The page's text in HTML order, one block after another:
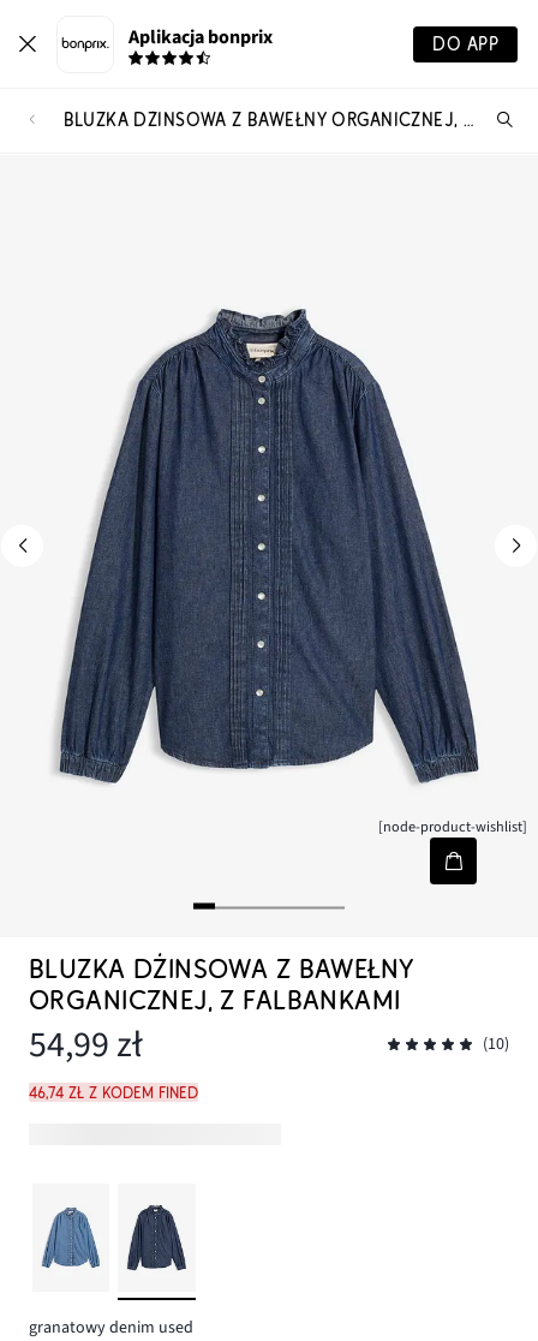
Aplikacja bonprix DO APP
BLUZKA DŻINSOWA Z BAWEŁNY ORGANICZNEJ, Z FALBANKAMI
[node-product-wishlist]
BLUZKA DŻINSOWA Z BAWEŁNY
ORGANICZNEJ, Z FALBANKAMI
54,99 zł (10)
46,74 zł z kodem FINED
granatowy denim used